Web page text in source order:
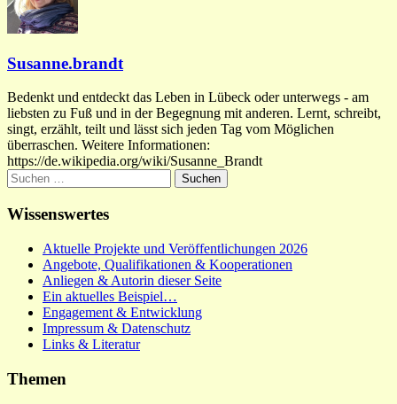
Susanne.brandt
Bedenkt und entdeckt das Leben in Lübeck oder unterwegs - am
liebsten zu Fuß und in der Begegnung mit anderen. Lernt, schreibt,
singt, erzählt, teilt und lässt sich jeden Tag vom Möglichen
überraschen. Weitere Informationen:
https://de.wikipedia.org/wiki/Susanne_Brandt
Suchen
nach:
Wissenswertes
Aktuelle Projekte und Veröffentlichungen 2026
Angebote, Qualifikationen & Kooperationen
Anliegen & Autorin dieser Seite
Ein aktuelles Beispiel…
Engagement & Entwicklung
Impressum & Datenschutz
Links & Literatur
Themen